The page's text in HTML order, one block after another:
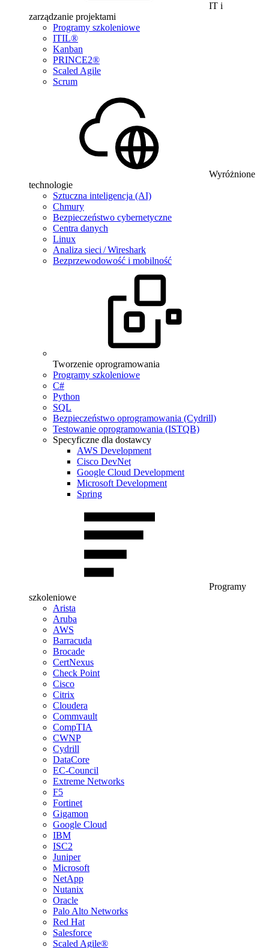
IT i
zarządzanie projektami
Programy szkoleniowe
ITIL®
Kanban
PRINCE2®
Scaled Agile
Scrum
Wyróżnione
technologie
Sztuczna inteligencja (AI)
Chmury
Bezpieczeństwo cybernetyczne
Centra danych
Linux
Analiza sieci / Wireshark
Bezprzewodowość i mobilność
Tworzenie oprogramowania
Programy szkoleniowe
C#
Python
SQL
Bezpieczeństwo oprogramowania (Cydrill)
Testowanie oprogramowania (ISTQB)
Specyficzne dla dostawcy
AWS Development
Cisco DevNet
Google Cloud Development
Microsoft Development
Spring
Programy
szkoleniowe
Arista
Aruba
AWS
Barracuda
Brocade
CertNexus
Check Point
Cisco
Citrix
Cloudera
Commvault
CompTIA
CWNP
Cydrill
DataCore
EC-Council
Extreme Networks
F5
Fortinet
Gigamon
Google Cloud
IBM
ISC2
Juniper
Microsoft
NetApp
Nutanix
Oracle
Palo Alto Networks
Red Hat
Salesforce
Scaled Agile®